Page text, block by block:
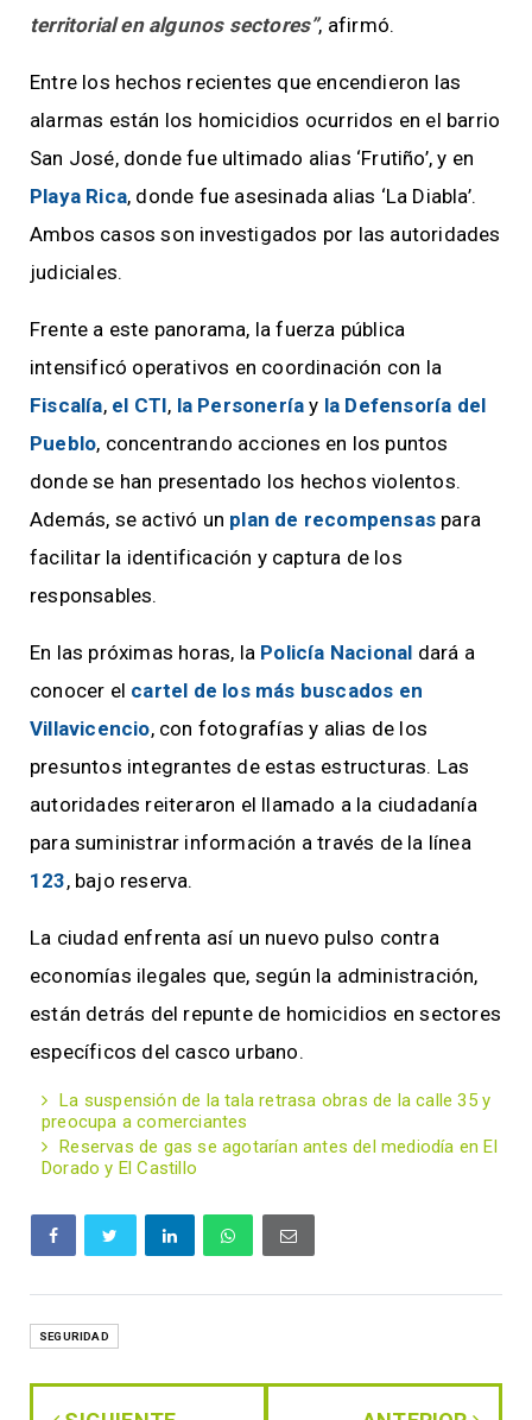
territorial en algunos sectores”, afirmó.
Entre los hechos recientes que encendieron las
alarmas están los homicidios ocurridos en el barrio
San José, donde fue ultimado alias ‘Frutiño’, y en
Playa Rica, donde fue asesinada alias ‘La Diabla’.
Ambos casos son investigados por las autoridades
judiciales.
Frente a este panorama, la fuerza pública
intensificó operativos en coordinación con la
Fiscalía, el CTI, la Personería y la Defensoría del
Pueblo, concentrando acciones en los puntos
donde se han presentado los hechos violentos.
Además, se activó un plan de recompensas para
facilitar la identificación y captura de los
responsables.
En las próximas horas, la Policía Nacional dará a
conocer el cartel de los más buscados en
Villavicencio, con fotografías y alias de los
presuntos integrantes de estas estructuras. Las
autoridades reiteraron el llamado a la ciudadanía
para suministrar información a través de la línea
123, bajo reserva.
La ciudad enfrenta así un nuevo pulso contra
economías ilegales que, según la administración,
están detrás del repunte de homicidios en sectores
específicos del casco urbano.
La suspensión de la tala retrasa obras de la calle 35 y
preocupa a comerciantes
Reservas de gas se agotarían antes del mediodía en El
Dorado y El Castillo
SEGURIDAD